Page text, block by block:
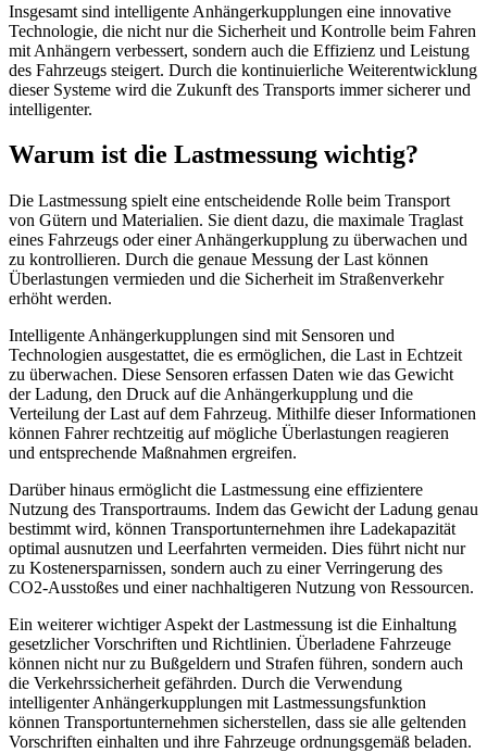
Insgesamt sind intelligente Anhängerkupplungen eine innovative
Technologie, die nicht nur die Sicherheit und Kontrolle beim Fahren
mit Anhängern verbessert, sondern auch die Effizienz und Leistung
des Fahrzeugs steigert. Durch die kontinuierliche Weiterentwicklung
dieser Systeme wird die Zukunft des Transports immer sicherer und
intelligenter.
Warum ist die Lastmessung wichtig?
Die Lastmessung spielt eine entscheidende Rolle beim Transport
von Gütern und Materialien. Sie dient dazu, die maximale Traglast
eines Fahrzeugs oder einer Anhängerkupplung zu überwachen und
zu kontrollieren. Durch die genaue Messung der Last können
Überlastungen vermieden und die Sicherheit im Straßenverkehr
erhöht werden.
Intelligente Anhängerkupplungen sind mit Sensoren und
Technologien ausgestattet, die es ermöglichen, die Last in Echtzeit
zu überwachen. Diese Sensoren erfassen Daten wie das Gewicht
der Ladung, den Druck auf die Anhängerkupplung und die
Verteilung der Last auf dem Fahrzeug. Mithilfe dieser Informationen
können Fahrer rechtzeitig auf mögliche Überlastungen reagieren
und entsprechende Maßnahmen ergreifen.
Darüber hinaus ermöglicht die Lastmessung eine effizientere
Nutzung des Transportraums. Indem das Gewicht der Ladung genau
bestimmt wird, können Transportunternehmen ihre Ladekapazität
optimal ausnutzen und Leerfahrten vermeiden. Dies führt nicht nur
zu Kostenersparnissen, sondern auch zu einer Verringerung des
CO2-Ausstoßes und einer nachhaltigeren Nutzung von Ressourcen.
Ein weiterer wichtiger Aspekt der Lastmessung ist die Einhaltung
gesetzlicher Vorschriften und Richtlinien. Überladene Fahrzeuge
können nicht nur zu Bußgeldern und Strafen führen, sondern auch
die Verkehrssicherheit gefährden. Durch die Verwendung
intelligenter Anhängerkupplungen mit Lastmessungsfunktion
können Transportunternehmen sicherstellen, dass sie alle geltenden
Vorschriften einhalten und ihre Fahrzeuge ordnungsgemäß beladen.